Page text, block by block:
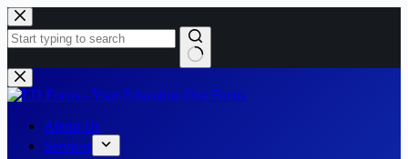
Skip
to
content
No
results
About Us
Services